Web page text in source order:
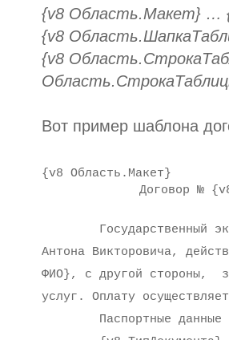
{v8 Область.Макет} …
{v8
{v8
Вот пример шаблона
{v8 Область.Макет}
Договор №
Государственный
Антона Викторовича,
ФИО}, с другой стороны,
услуг. Оплату
Паспортные данные